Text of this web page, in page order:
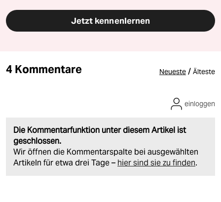
Jetzt kennenlernen
4 Kommentare Neueste / Älteste
Die Kommentarfunktion unter diesem Artikel ist
geschlossen.
Wir öffnen die Kommentarspalte bei ausgewählten
Artikeln für etwa drei Tage – hier sind sie zu finden.
einloggen